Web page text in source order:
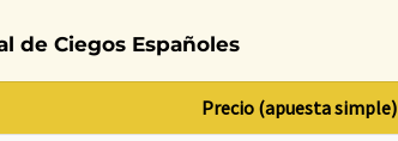
de Ciegos Españoles
Precio (apuesta simple)